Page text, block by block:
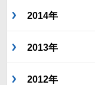
2014年
2013年
2012年